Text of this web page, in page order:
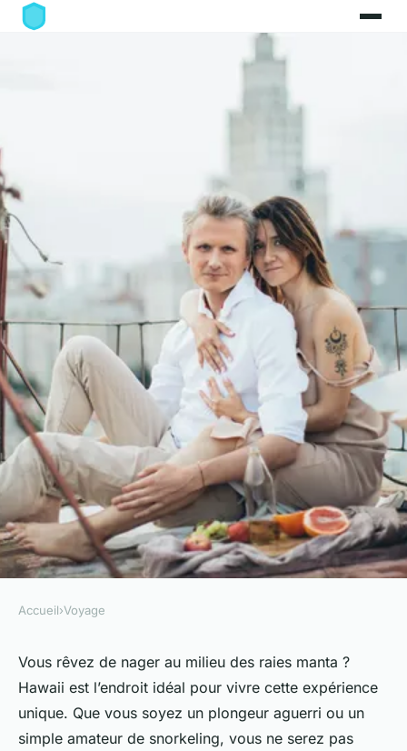
VOYAGE
Où pratiquer le snorkeling au
milieu des raies manta à
Hawaii ?
Accueil›Voyage
Vous rêvez de nager au milieu des raies manta ?
Hawaii est l’endroit idéal pour vivre cette expérience
unique. Que vous soyez un plongeur aguerri ou un
simple amateur de snorkeling, vous ne serez pas